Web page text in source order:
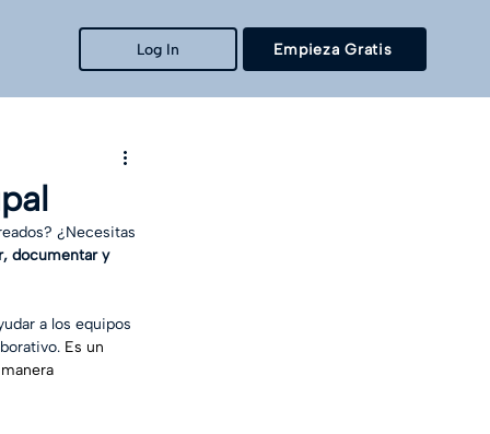
Log In Empieza Gratis
¿Necesitas
documentar y
a los equipos
Es un